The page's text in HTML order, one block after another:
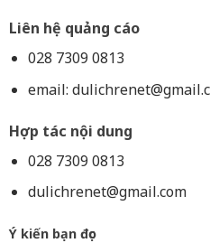
Liên hệ quảng cáo
028 7309 0813
email:
Hợp tác nội dung
028 7309 0813
dulichrenet@gmail.com
Ý kiến bạn đọc